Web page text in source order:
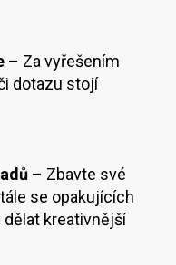
– Za vyřešením
dotazu stojí
– Zbavte své
se opakujících
kreativnější